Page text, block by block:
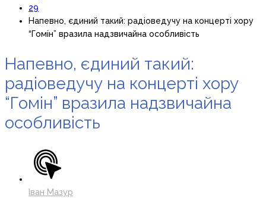
29
Напевно, єдиний такий: радіоведучу на концерті хору
“Гомін” вразила надзвичайна особливість
Напевно, єдиний такий:
радіоведучу на концерті хору
“Гомін” вразила надзвичайна
особливість
Іван Мазур